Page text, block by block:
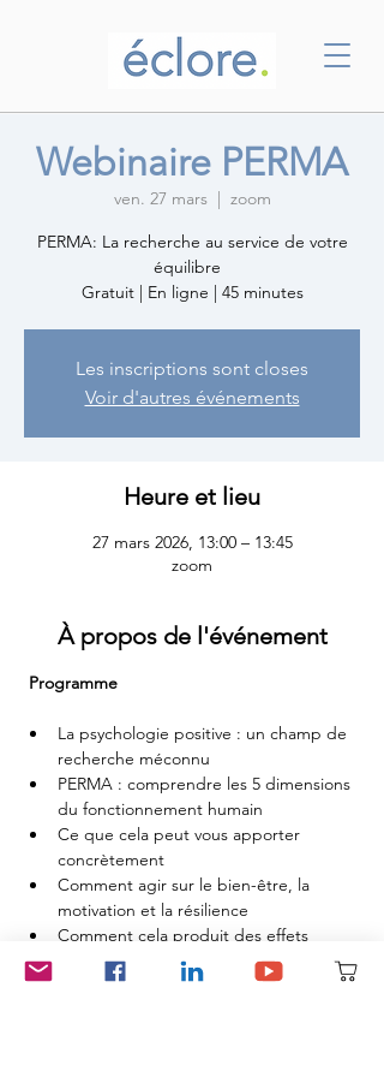
Webinaire PERMA
ven. 27 mars
  |
zoom
PERMA: La recherche au service de votre
équilibre
Gratuit | En ligne | 45 minutes
Les inscriptions sont closes
Voir d'autres événements
Heure et lieu
27 mars 2026, 13:00 – 13:45
zoom
À propos de l'événement
Programme
La psychologie positive : un champ de
recherche méconnu
PERMA : comprendre les 5 dimensions
du fonctionnement humain
Ce que cela peut vous apporter
concrètement
Comment agir sur le bien-être, la
motivation et la résilience
Comment cela produit des effets
observables et mesurables ?